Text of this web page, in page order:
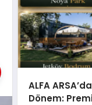
ALFA
Dönem: